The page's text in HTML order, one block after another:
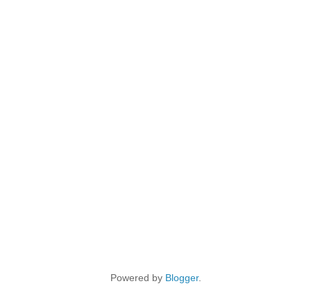
Powered by Blogger.